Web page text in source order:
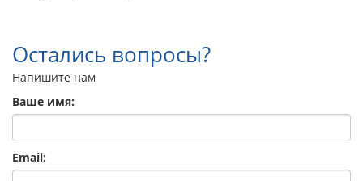
Остались вопросы?
Напишите нам
Ваше имя:
Email: